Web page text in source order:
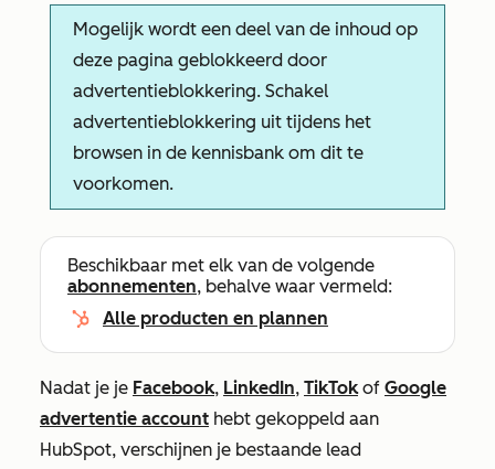
Mogelijk wordt een deel van de inhoud op
deze pagina geblokkeerd door
advertentieblokkering. Schakel
advertentieblokkering uit tijdens het
browsen in de kennisbank om dit te
voorkomen.
Beschikbaar met elk van de volgende
abonnementen, behalve waar vermeld:
Alle producten en plannen
Nadat je je Facebook, LinkedIn, TikTokof Google
advertentie account hebt gekoppeld aan
HubSpot, verschijnen je bestaande lead